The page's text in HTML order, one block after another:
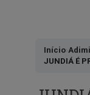
Início›
JUNDIÁ É